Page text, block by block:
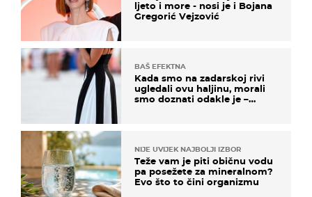
ljeto i more - nosi je i Bojana
Gregorić Vejzović
BAŠ EFEKTNA
Kada smo na zadarskoj rivi
ugledali ovu haljinu, morali
smo doznati odakle je –
NIJE UVIJEK NAJBOLJI IZBOR
Teže vam je piti običnu vodu
pa posežete za mineralnom?
Evo što to čini organizmu